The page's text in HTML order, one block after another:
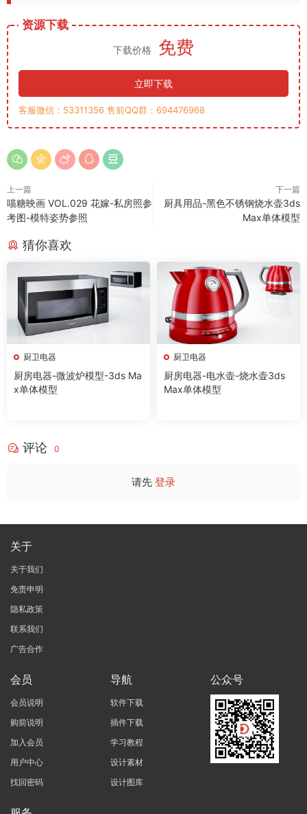
资源下载
下载价格 免费
立即下载
客服微信：53311356 售前QQ群：694476968
上一篇
喵糖映画 VOL.029 花嫁-私房照参
考图-模特姿势参照
下一篇
厨具用品-黑色不锈钢烧水壶3ds
Max单体模型
猜你喜欢
厨卫电器
厨房电器-微波炉模型-3ds Ma
x单体模型
厨卫电器
厨房电器-电水壶-烧水壶3ds
Max单体模型
评论 0
请先 登录
关于
关于我们
免责申明
隐私政策
联系我们
广告合作
会员
会员说明
购前说明
加入会员
用户中心
找回密码
导航
软件下载
插件下载
学习教程
设计素材
设计图库
公众号